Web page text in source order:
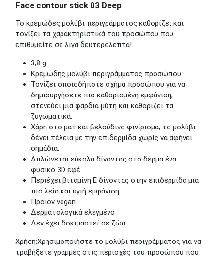
Face contour stick 03 Deep
Το κρεμώδες μολύβι περιγράμματος καθορίζει και
τονίζει τα χαρακτηριστικά του προσώπου που
επιθυμείτε σε λίγα δευτερόλεπτα!
3,8 g
Κρεμώδης μολύβι περιγράμματος προσώπου
Τονίζει οποιοδήποτε σχήμα προσώπου για να
δημιουργήσετε πιο καθορισμένη εμφάνιση,
στενεύει μια φαρδιά μύτη και καθορίζει τα
ζυγωματικά.
Χάρη στο ματ και βελούδινο φινίρισμα, το μολύβι
δένει τέλεια με την επιδερμίδα χωρίς να αφήνει
σημάδια.
Απλώνεται εύκολα δίνοντας στο δέρμα ένα
φυσικό 3D εφέ
Περιέχει βιταμίνη Ε δίνοντας στην επιδερμίδα μια
πιο λεία και υγιή εμφάνιση.
Προϊόν vegan
Δερματολογικά ελεγμένο
Δεν έχει δοκιμαστεί σε ζώα
Χρήση:Χρησιμοποιήστε το μολύβι περιγράμματος για να
τραβήξετε γραμμές στις περιοχές του προσώπου που